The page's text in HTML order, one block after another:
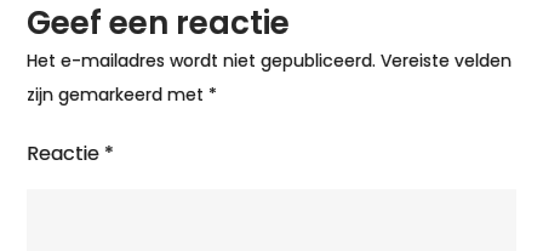
Geef een reactie
Het e-mailadres wordt niet gepubliceerd. Vereiste velden
zijn gemarkeerd met *
Reactie *